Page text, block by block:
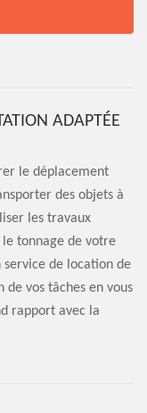
ADAPTÉE
le déplacement
des objets à
les travaux
tonnage de votre
service de location de
vos tâches en vous
rapport avec la